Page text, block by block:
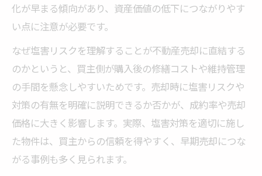
サーフィンや海近接需要を意識した売却戦
略
塩害と眺望のバランスを取ったアピール術
空き家バンク活用で移住希望者に訴求
DIY歴や補助金活用を不動産売却に反映
中古住宅を早期売却するために押さえるべき塩
害対策
早期不動産売却を実現する塩害対策チェッ
ク
化が早まる傾向があり、資産価値の低下につながりやす
い点に注意が必要です。
なぜ塩害リスクを理解することが不動産売却に直結する
のかというと、買主側が購入後の修繕コストや維持管理
の手間を懸念しやすいためです。売却時に塩害リスクや
対策の有無を明確に説明できるか否かが、成約率や売却
価格に大きく影響します。実際、塩害対策を適切に施し
た物件は、買主からの信頼を得やすく、早期売却につな
がる事例も多く見られます。